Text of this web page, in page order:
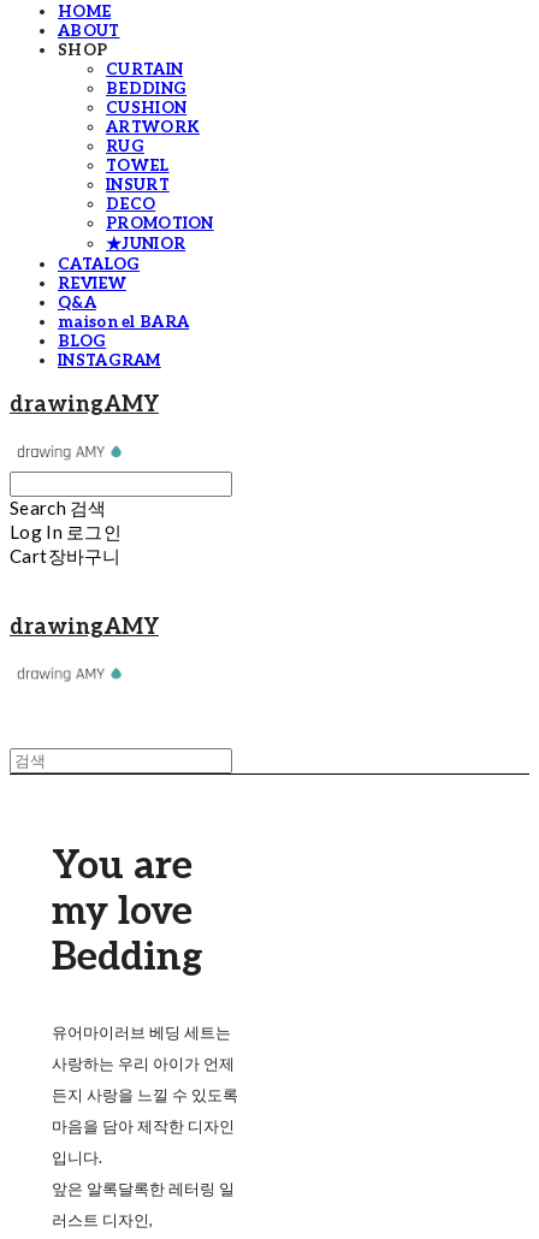
HOME
ABOUT
SHOP
CURTAIN
BEDDING
CUSHION
ARTWORK
RUG
TOWEL
INSURT
DECO
PROMOTION
★JUNIOR
CATALOG
REVIEW
Q&A
maison el BARA
BLOG
INSTAGRAM
drawingAMY
Search 검색
Log In 로그인
Cart장바구니
drawingAMY
You are
my love
Bedding
유어마이러브 베딩 세트는
사랑하는 우리 아이가 언제
든지 사랑을 느낄 수 있도록
마음을 담아 제작한 디자인
입니다.
앞은 알록달록한 레터링 일
러스트 디자인,